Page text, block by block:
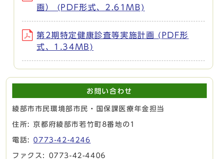
画） (PDF形式、2.61MB)
第2期特定健康診査等実施計画 (PDF形
式、1.34MB)
お問い合わせ
綾部市市民環境部市民・国保課医療年金担当
住所: 京都府綾部市若竹町8番地の1
電話:0773-42-4246
ファクス: 0773-42-4406